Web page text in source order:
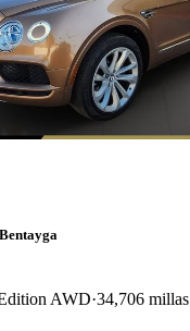
AWD 34,706 millas